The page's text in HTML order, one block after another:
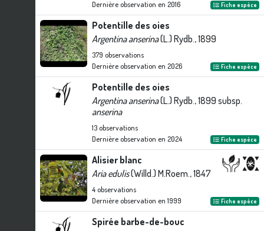
Dernière observation en 2016 Fiche espèce
Potentille des oies
Argentina anserina(L.) Rydb., 1899
379 observations
Dernière observation en 2026 Fiche espèce
Potentille des oies
Argentina anserina(L.) Rydb., 1899 subsp.
anserina
13observations
Dernière observation en 2024 Fiche espèce
Alisier blanc
Aria edulis(Willd.) M.Roem., 1847
4observations
Dernière observation en 1999 Fiche espèce
Spirée barbe-de-bouc